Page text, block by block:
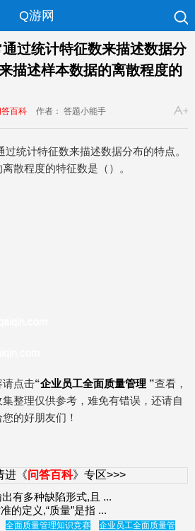
Q游网
过统计特征数来描述数据分
描述样本数据的离散程度的
百科 作者： 答题小能手
统计特征数来描述数据分布的特点。
散程度的特征数是（）。
请点击“企业员工全面质量管理 ”查看，
整理仅供参考，难免有错误，还请自
的好朋友们！
进《问答百科》专区>>>
有多种缺陷形式,且 ...
的定义,“质量”是指 ...
全面质量管理知识竞赛
企业员工全面质量管